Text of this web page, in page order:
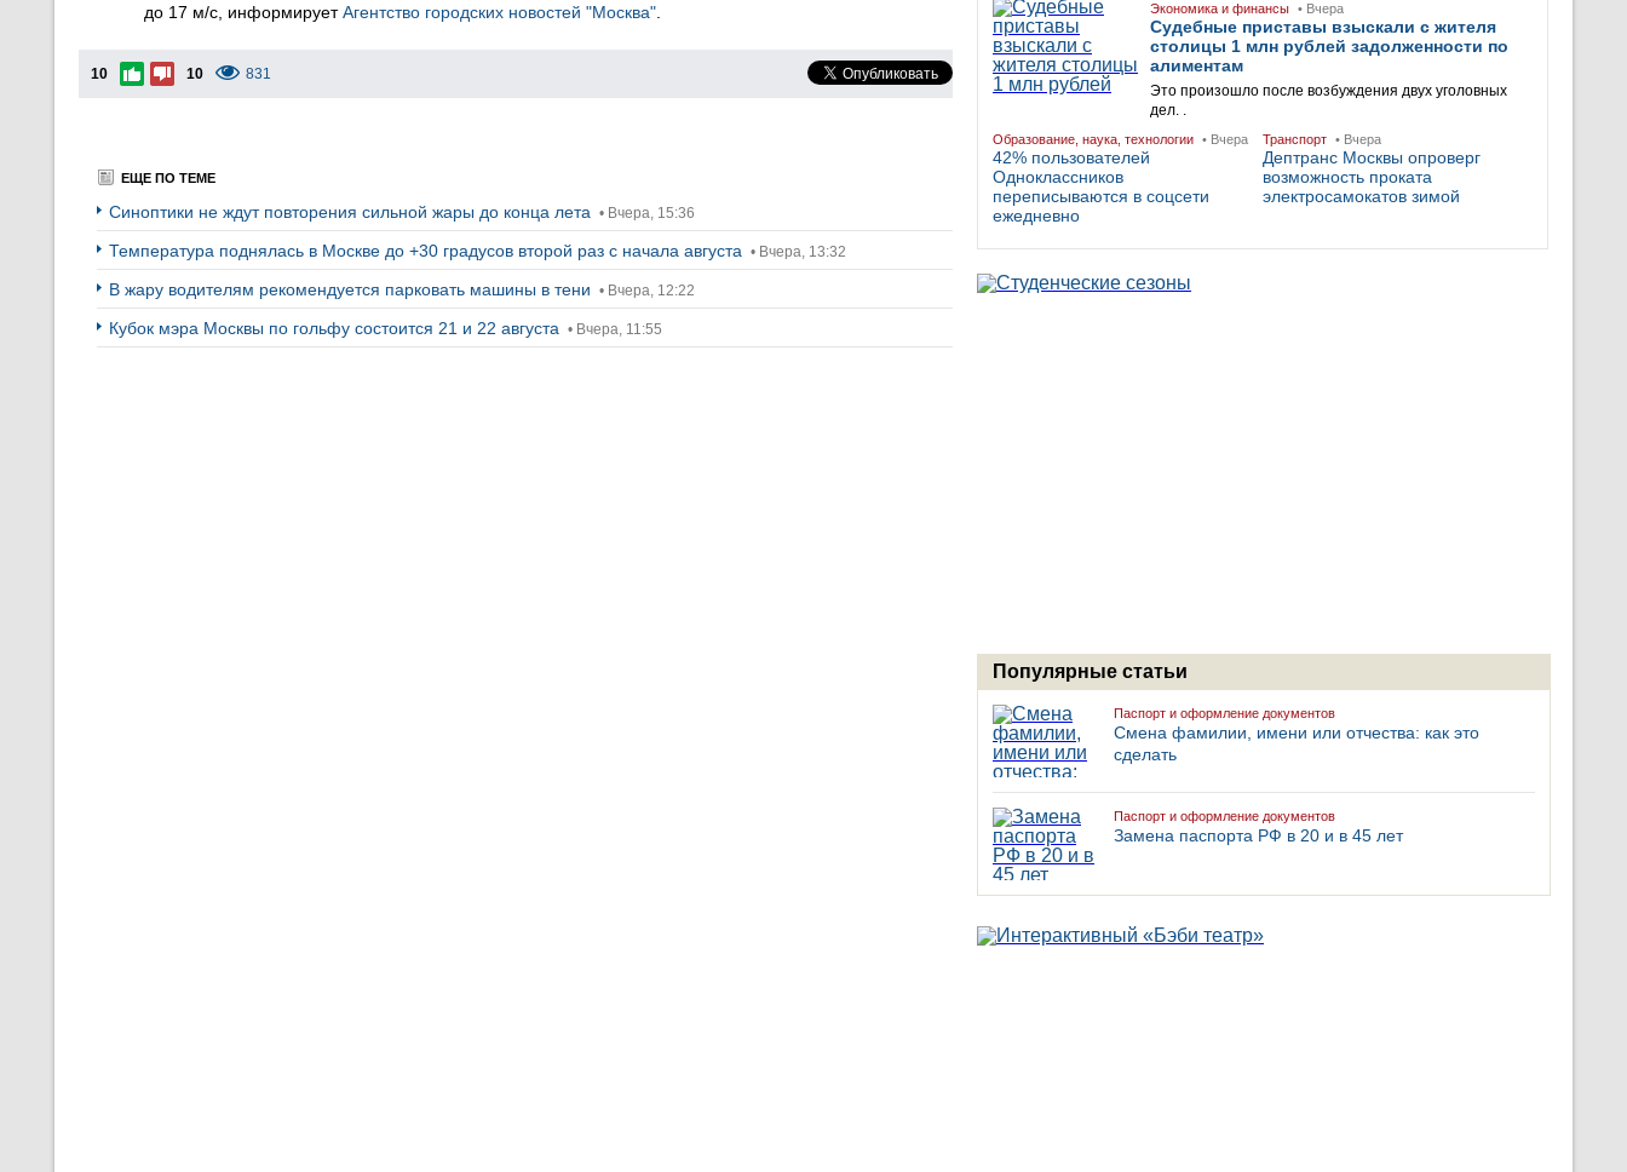
до 17 м/с, информируетАгентство городских новостей "Москва"
10 10 831
ЕЩЕ ПО ТЕМЕ
Синоптики не ждут повторения сильной жары до конца лета • Вчера, 15:36
Температура поднялась в Москве до +30 градусов второй раз с начала августа • Вчера, 13:32
В жару водителям рекомендуется парковать машины в тени • Вчера, 12:22
Кубок мэра Москвы по гольфу состоится 21 и 22 августа • Вчера, 11:55
Экономика и финансы • Вчера
Судебные приставы взыскали с жителя
столицы 1 млн рублей задолженности по
алиментам
Это произошло после возбуждения двух уголовных
дел. .
Образование, наука, технологии • Вчера
42% пользователей
Одноклассников
переписываются в соцсети
ежедневно
Транспорт • Вчера
Дептранс Москвы опроверг
возможность проката
электросамокатов зимой
Популярные статьи
Паспорт и оформление документов
Смена фамилии, имени или отчества: как это
сделать
Паспорт и оформление документов
Замена паспорта РФ в 20 и в 45 лет